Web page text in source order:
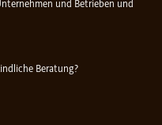
und Betrieben und
Beratung?